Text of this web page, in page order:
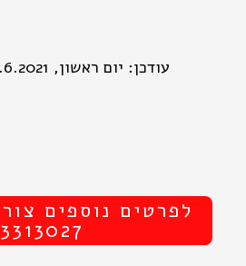
עודכן: יום ראשון, 17.6.2021 | נדלנטים
3313027